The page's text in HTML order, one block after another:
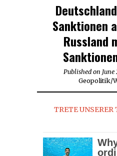
Sanktionen
Russland
Published on June
Geopolitik/
TRETE UNSERER